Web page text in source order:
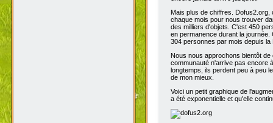
Mais plus de chiffres.
chaque mois pour nous trouver
des milliers d'objets. C'est 450
en permanence durant la
304 personnes par mois depuis
Nous nous approchons bientôt
communauté n'arrive pas encore
longtemps, ils perdent peu à peu
de mon mieux.
Voici un petit graphique de
a été exponentielle et qu'elle